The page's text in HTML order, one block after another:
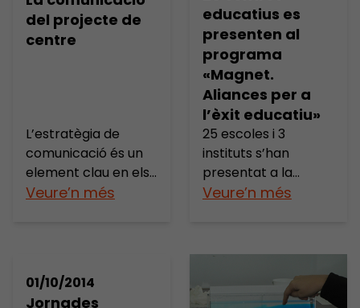
iniciant en aliança
amb una institució
partner. Aquí teniu
Coneixes el Material
d’orientacions per
desenvolupar una
aliança magnet?
Quins són els
principis […]
del projecte de
centre
L’estratègia de
comunicació és un
element clau en els
projectes magnet,
Per això el dilluns 14
Veure’n més
educatius es
presenten al
programa
«Magnet.
Aliances per a
l’èxit educatiu»
25 escoles i 3
instituts s’han
presentat a la
convocatòria del
formar part
d’innovació i equitat
Veure’n més
01/10/2014
Jornades